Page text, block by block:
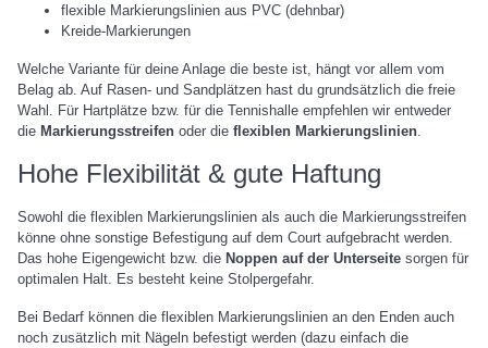
flexible Markierungslinien aus PVC (dehnbar)
Kreide-Markierungen
Welche Variante für deine Anlage die beste ist, hängt vor allem vom
Belag ab. Auf Rasen- und Sandplätzen hast du grundsätzlich die freie
Wahl. Für Hartplätze bzw. für die Tennishalle empfehlen wir entweder
die Markierungsstreifen oder die flexiblen Markierungslinien
Hohe Flexibilität & gute Haftung
Sowohl die flexiblen Markierungslinien als auch die Markierungsstreifen
könne ohne sonstige Befestigung auf dem Court aufgebracht werden.
Das hohe Eigengewicht bzw. die Noppen auf der Unterseite sorgen für
optimalen Halt. Es besteht keine Stolpergefahr.
Bei Bedarf können die flexiblen Markierungslinien an den Enden auch
noch zusätzlich mit Nägeln befestigt werden (dazu einfach die